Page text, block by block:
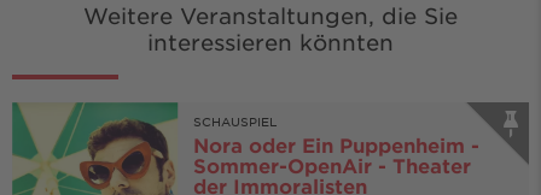
Weitere Veranstaltungen, die Sie
interessieren könnten
SCHAUSPIEL
Nora oder Ein Puppenheim -
Sommer-OpenAir - Theater
der Immoralisten